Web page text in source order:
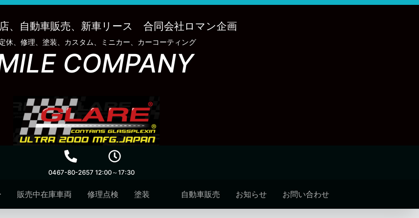
、自動車販売、新車リース 合同会社ロマン企画
休、修理、塗装、カスタム、ミニカー、カーコーティング
COMPANY
0467-80-2657 12:00～17:30
販売中在庫車両 修理点検 塗装 自動車販売 お知らせ お問い合わせ